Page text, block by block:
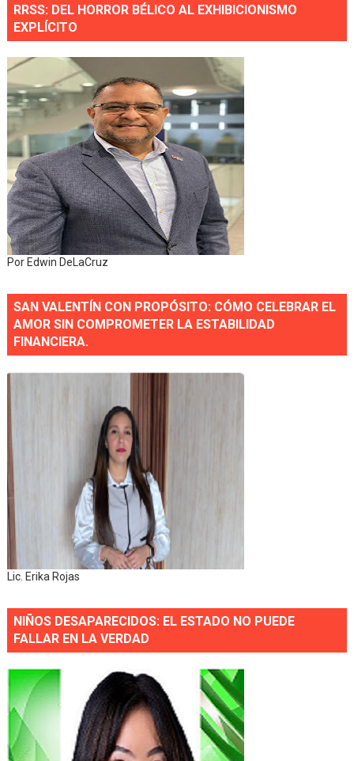
RRSS: DEL HORROR BÉLICO AL EXHIBICIONISMO
EXPLÍCITO
Por Edwin DeLaCruz
SAN VALENTÍN CON PROPÓSITO: CÓMO CELEBRAR EL
AMOR SIN COMPROMETER LA ESTABILIDAD
FINANCIERA.
Lic. Erika Rojas
NIÑOS DESAPARECIDOS: EL ESTADO NO PUEDE
FALLAR EN LA VERDAD